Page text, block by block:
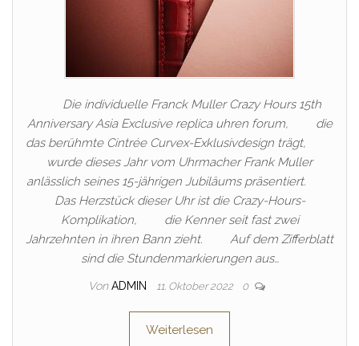
Die individuelle Franck Muller Crazy Hours 15th
Anniversary Asia Exclusive replica uhren forum, die
das berühmte Cintrée Curvex-Exklusivdesign trägt,
wurde dieses Jahr vom Uhrmacher Frank Muller
anlässlich seines 15-jährigen Jubiläums präsentiert.
Das Herzstück dieser Uhr ist die Crazy-Hours-
Komplikation, die Kenner seit fast zwei
Jahrzehnten in ihren Bann zieht. Auf dem Zifferblatt
sind die Stundenmarkierungen aus…
Von ADMIN 11. Oktober 2022 0
Weiterlesen